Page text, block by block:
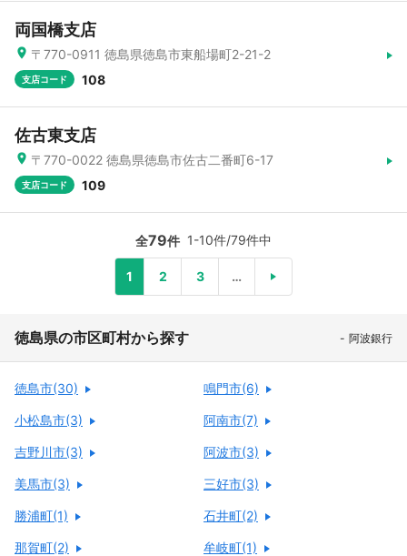
両国橋支店
〒770-0911 徳島県徳島市東船場町2-21-2
支店コード 108
佐古東支店
〒770-0022 徳島県徳島市佐古二番町6-17
支店コード 109
全79件 1-10件/79件中
1 2 3 …
徳島県の市区町村から探す 阿波銀行
徳島市(30) 鳴門市(6)
小松島市(3) 阿南市(7)
吉野川市(3) 阿波市(3)
美馬市(3) 三好市(3)
勝浦町(1) 石井町(2)
那賀町(2) 牟岐町(1)